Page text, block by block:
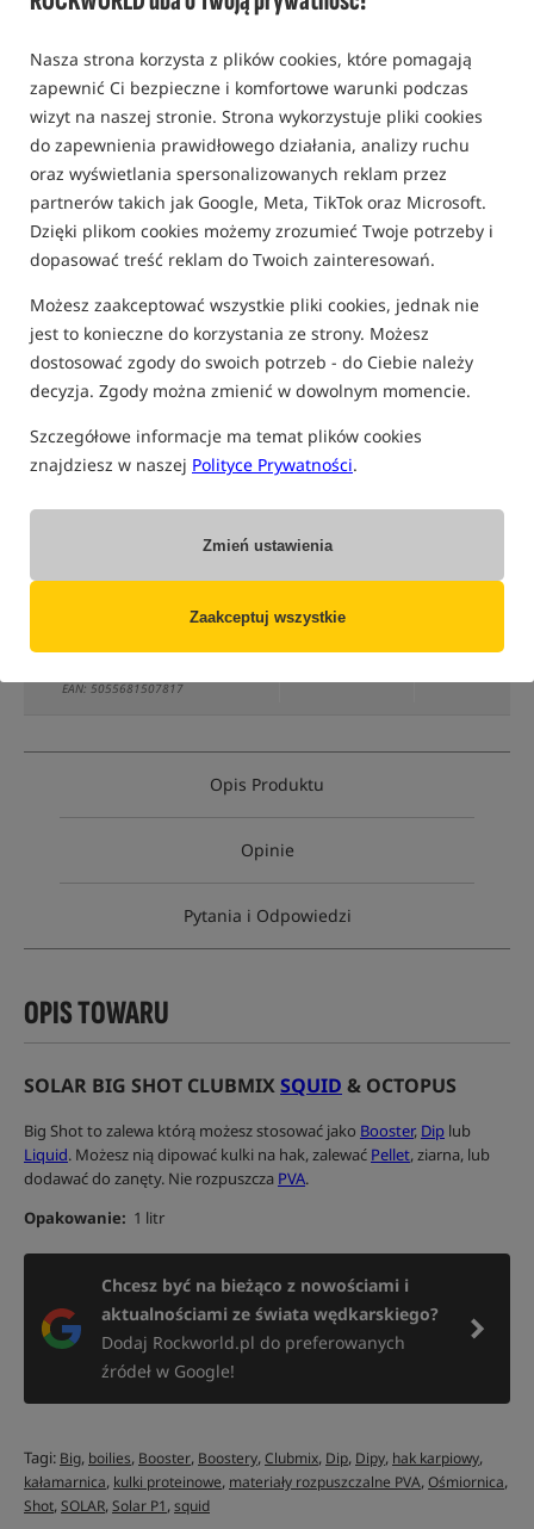
Nasza strona korzysta z plików cookies, które pomagają
zapewnić Ci bezpieczne i komfortowe warunki podczas
wizyt na naszej stronie. Strona wykorzystuje pliki cookies
do zapewnienia prawidłowego działania, analizy ruchu
oraz wyświetlania spersonalizowanych reklam przez
partnerów takich jak Google, Meta, TikTok oraz Microsoft.
Dzięki plikom cookies możemy zrozumieć Twoje potrzeby i
dopasować treść reklam do Twoich zainteresowań.
Możesz zaakceptować wszystkie pliki cookies, jednak nie
jest to konieczne do korzystania ze strony. Możesz
dostosować zgody do swoich potrzeb - do Ciebie należy
decyzja. Zgody można zmienić w dowolnym momencie.
Szczegółowe informacje ma temat plików cookies
znajdziesz w naszej Polityce Prywatności.
Zmień ustawienia
Zaakceptuj wszystkie
tylko produkty na"naszym magazynie"
Opcja Cena PLN Ilość
EAN: 5055681507817
Opis Produktu
Opinie
Pytania i Odpowiedzi
OPIS TOWARU
SOLAR BIG SHOT CLUBMIXSQUID & OCTOPUS
Big Shot to zalewa którą możesz stosować jako Booster, Dip lub
Liquid. Możesz nią dipować kulki na hak, zalewać Pellet, ziarna, lub
dodawać do zanęty. Nie rozpuszcza PVA.
Opakowanie: 1 litr
Chcesz być na bieżąco z nowościami i
aktualnościami ze świata wędkarskiego?
Dodaj Rockworld.pl do preferowanych
źródeł w Google!
Tagi: Big, boilies, Booster, Boostery,Clubmix, Dip, Dipy, hak karpiowy,
kałamarnica, kulki proteinowe, materiały rozpuszczalne PVA,Ośmiornica,
Shot,SOLAR,Solar P1,squid